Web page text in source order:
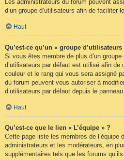
Les administrateurs du forum peuvent
d’un groupe d’utilisateurs afin de faciliter
Haut
Qu’est-ce qu’un « groupe
Si vous êtes membre de plus d’un
d’utilisateurs par défaut est utilisé afin de
couleur et le rang qui vous sera assigné
du forum peuvent vous autoriser à
d’utilisateurs par défaut depuis le
Haut
Qu’est-ce que le lien « L’équipe » ?
Cette page liste les membres de l’équipe
administrateurs et les modérateurs, en
supplémentaires tels que les forums